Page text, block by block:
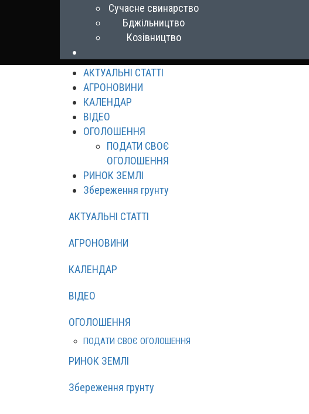
Сучасне свинарство
Бджільництво
Козівництво
АКТУАЛЬНІ СТАТТІ
АГРОНОВИНИ
КАЛЕНДАР
ВІДЕО
ОГОЛОШЕННЯ
ПОДАТИ СВОЄ
ОГОЛОШЕННЯ
РИНОК ЗЕМЛІ
Збереження грунту
АКТУАЛЬНІ СТАТТІ
АГРОНОВИНИ
КАЛЕНДАР
ВІДЕО
ОГОЛОШЕННЯ
ПОДАТИ СВОЄ ОГОЛОШЕННЯ
РИНОК ЗЕМЛІ
Збереження грунту